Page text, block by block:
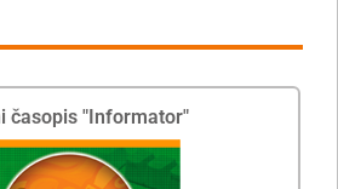
časopis "Informator"